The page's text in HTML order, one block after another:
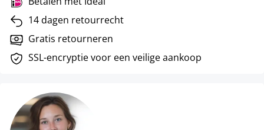
14 dagen retourrecht
Gratis retourneren
SSL-encryptie voor een veilige aankoop